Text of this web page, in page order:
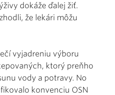
dokáže ďalej žiť.
že lekári môžu
vyjadreniu výboru
ktorý preňho
vody a potravy. No
konvenciu OSN